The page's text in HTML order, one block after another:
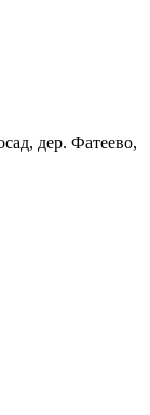
дер. Фатеево,